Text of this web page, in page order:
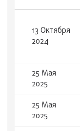
13 Октября
2024
25 Мая
2025
25 Мая
2025